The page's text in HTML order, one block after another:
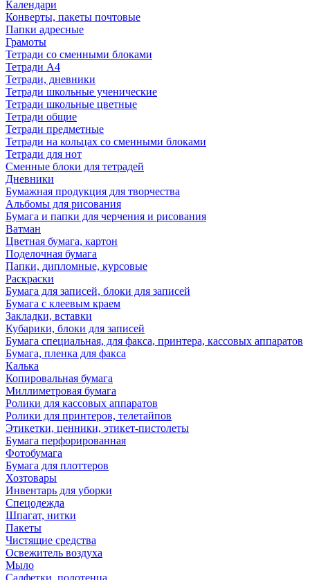
Календари
Конверты, пакеты почтовые
Папки адресные
Грамоты
Тетради со сменными блоками
Тетради А4
Тетради, дневники
Тетради школьные ученические
Тетради школьные цветные
Тетради общие
Тетради предметные
Тетради на кольцах со сменными блоками
Тетради для нот
Сменные блоки для тетрадей
Дневники
Бумажная продукция для творчества
Альбомы для рисования
Бумага и папки для черчения и рисования
Ватман
Цветная бумага, картон
Поделочная бумага
Папки, дипломные, курсовые
Раскраски
Бумага для записей, блоки для записей
Бумага с клеевым краем
Закладки, вставки
Кубарики, блоки для записей
Бумага специальная, для факса, принтера, кассовых аппаратов
Бумага, пленка для факса
Калька
Копировальная бумага
Миллиметровая бумага
Ролики для кассовых аппаратов
Ролики для принтеров, телетайпов
Этикетки, ценники, этикет-пистолеты
Бумага перфорированная
Фотобумага
Бумага для плоттеров
Хозтовары
Инвентарь для уборки
Спецодежда
Шпагат, нитки
Пакеты
Чистящие средства
Освежитель воздуха
Мыло
Салфетки, полотенца